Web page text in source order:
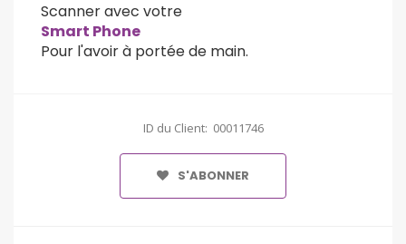
Scanner avec votre
Smart Phone
Pour l'avoir à portée de main.
ID du Client: 00011746
S'ABONNER